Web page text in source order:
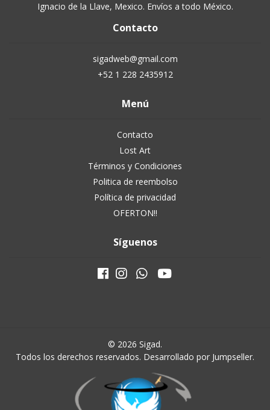
Ignacio de la Llave, Mexico. Envíos a todo México.
Contacto
sigadweb@gmail.com
+52 1 228 2435912
Menú
Contacto
Lost Art
Términos y Condiciones
Politica de reembolso
Política de privacidad
OFERTON!!
Síguenos
© 2026 Sigad.
Todos los derechos reservados. Desarrollado por Jumpseller.